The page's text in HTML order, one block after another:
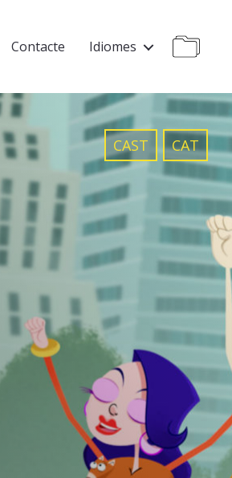
Contacte Idiomes
CAST CAT